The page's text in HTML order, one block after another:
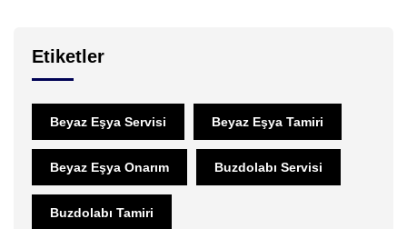
Etiketler
Beyaz Eşya Servisi Beyaz Eşya Tamiri
Beyaz Eşya Onarım Buzdolabı Servisi
Buzdolabı Tamiri